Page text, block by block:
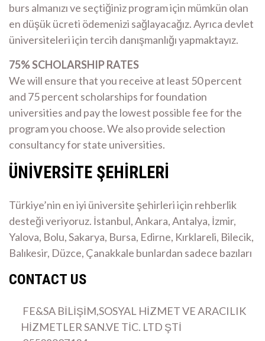
burs almanızı ve seçtiğiniz program için mümkün olan
en düşük ücreti ödemenizi sağlayacağız. Ayrıca devlet
üniversiteleri için tercih danışmanlığı yapmaktayız.
75% SCHOLARSHIP RATES
We will ensure that you receive at least 50 percent
and 75 percent scholarships for foundation
universities and pay the lowest possible fee for the
program you choose. We also provide selection
consultancy for state universities.
ÜNİVERSİTE ŞEHİRLERİ
Türkiye’nin en iyi üniversite şehirleri için rehberlik
desteği veriyoruz. İstanbul, Ankara, Antalya, İzmir,
Yalova, Bolu, Sakarya, Bursa, Edirne, Kırklareli, Bilecik,
Balıkesir, Düzce, Çanakkale bunlardan sadece bazıları
CONTACT US
FE&SA BİLİŞİM,SOSYAL HİZMET VE ARACILIK
HİZMETLER SAN.VE TİC. LTD ŞTİ